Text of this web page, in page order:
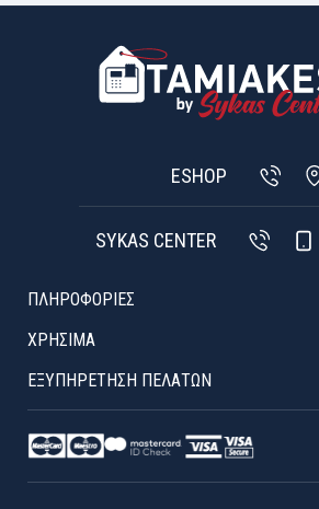
ESHOP
SYKAS CENTER
ΠΛΗΡΟΦΟΡΙΕΣ
ΧΡΉΣΙΜΑ
ΕΞΥΠΗΡΈΤΗΣΗ ΠΕΛΑΤΏΝ